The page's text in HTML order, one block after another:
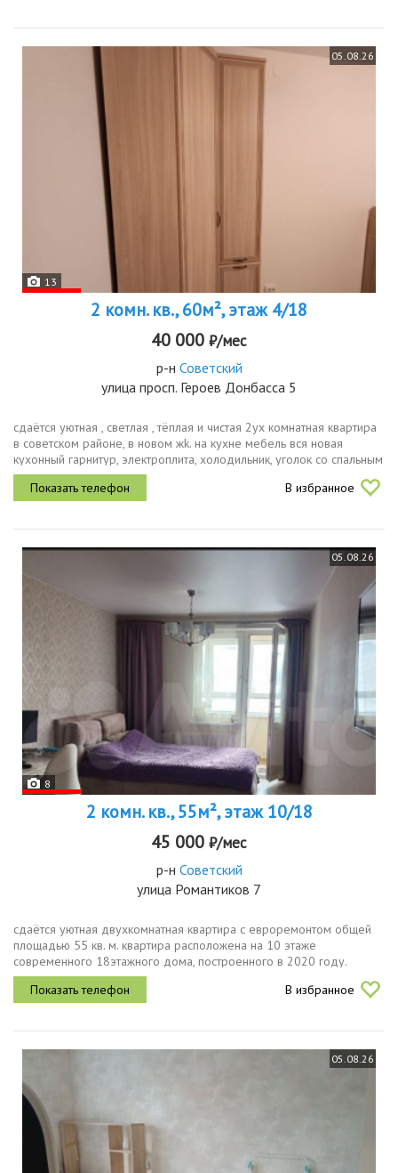
05.08.26
13
2 комн. кв., 60м², этаж 4/18
40 000 ₽/мес
р-н Советский
улица просп. Героев Донбасса 5
сдаётся уютная , cвeтлaя , тёплая и чиcтaя 2уx кoмнатная квартиpa
в советcкoм paйoне, в нoвoм жk. на кухне мебель вся новая
кухонный гарнитур, электроплита, холодильник, уголок со спальным
местом и местом для хранения, стол со стульями. имеется...
В избранное
05.08.26
8
2 комн. кв., 55м², этаж 10/18
45 000 ₽/мес
р-н Советский
улица Романтиков 7
сдаётся уютная двухкомнатная квартира с евроремонтом общей
площадью 55 кв. м. квартира расположена на 10 этаже
современного 18этажного дома, построенного в 2020 году.
высота потолков составляет 2.8 метра, обеспечивая ощущение
простора. удобная...
В избранное
05.08.26